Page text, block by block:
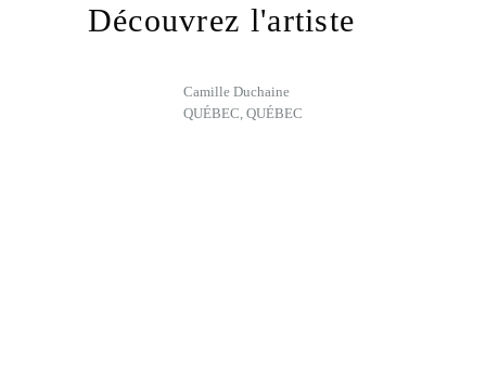
Découvrez l'artiste
Camille Duchaine
QUÉBEC, QUÉBEC